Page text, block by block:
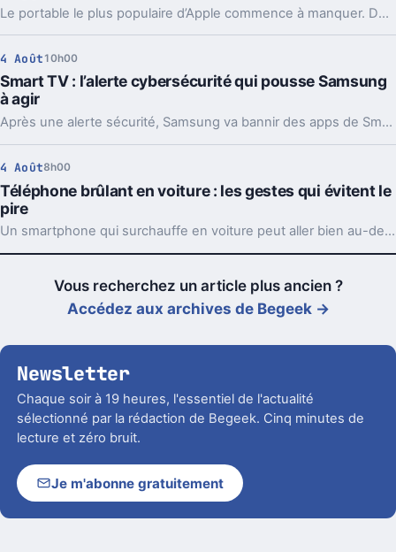
Le portable le plus populaire d’Apple commence à manquer. Délais vers fin août, voire septembre, et Apple cherche déjà des parades côté mémoire.
4 Août 10h00
Smart TV : l’alerte cybersécurité qui pousse Samsung
à agir
Après une alerte sécurité, Samsung va bannir des apps de Smart TV capables de partager votre connexion avec des inconnus, en arrière-plan.
4 Août8h00
Téléphone brûlant en voiture : les gestes qui évitent le
pire
Un smartphone qui surchauffe en voiture peut aller bien au-delà du simple bug. Support, charge et soleil direct forment souvent le trio à éviter.
Vous recherchez un article plus ancien ?
Accédez aux archives de Begeek →
Newsletter
Chaque soir à 19 heures, l'essentiel de l'actualité
sélectionné par la rédaction de Begeek. Cinq minutes de
lecture et zéro bruit.
Je m'abonne gratuitement